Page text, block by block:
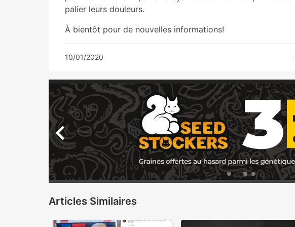
palier leurs douleurs.
À bientôt pour de nouvelles informations!
10/01/2020
Articles Similaires